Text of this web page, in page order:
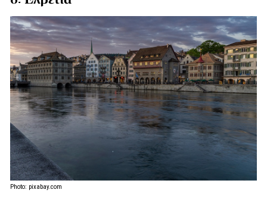
Photo: pixabay.com